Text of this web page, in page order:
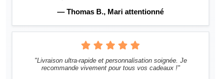
— Thomas B., Mari attentionné
"Livraison ultra-rapide et personnalisation soignée. Je
recommande vivement pour tous vos cadeaux !"